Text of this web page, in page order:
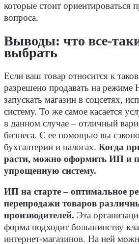
которые стоит ориентироваться
вопроса.
Выводы: что все-
выбрать
Если ваш товар относится к
разрешено продавать на
запускать магазин в соцсетях,
систему. То же самое касается
в данном случае – отличный
бизнеса. С ее помощью вы
бухгалтерии и налогах. Когда
расти, можно оформить ИП и
упрощенную систему.
ИП на старте – оптимальное
перепродажи товаров
производителей. Эта
форма подходит большинству
интернет-магазинов. На ней